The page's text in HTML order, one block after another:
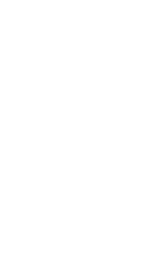
cho thuê thiết bị hệ thống